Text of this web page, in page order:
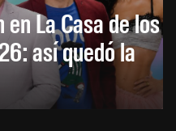
La Casa de los
así quedó la